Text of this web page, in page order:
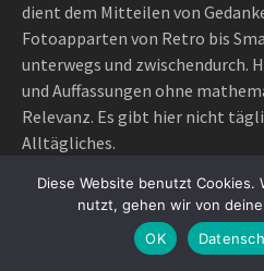
dient dem Mitteilen von
Fotoapparten von Retro bis
unterwegs und zwischendurch.
und Auffassungen ohne
Relevanz. Es gibt hier nicht
Alltägliches.
Ich halte es mit Schopenhauer:
Diese Website benutzt Cookies.
nutzt, gehen wir von
OK